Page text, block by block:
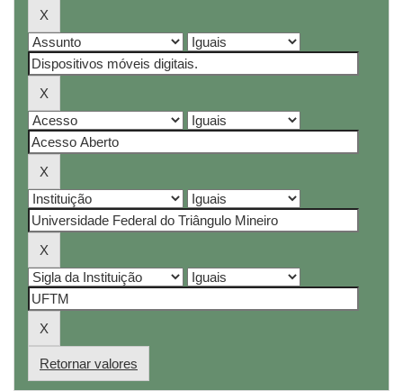
Retornar valores